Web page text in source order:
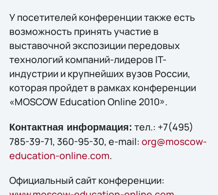
У посетителей конференции также есть
возможность принять участие в
выставочной экспозиции передовых
технологий компаний-лидеров IT-
индустрии и крупнейших вузов России,
которая пройдет в рамках конференции
«MOSCOW Education Online 2010».
Контактная информация: тел.: +7(495)
785-39-71, 360-95-30, e-mail: org@moscow-
education-online.com.
Официальный сайт конференции: